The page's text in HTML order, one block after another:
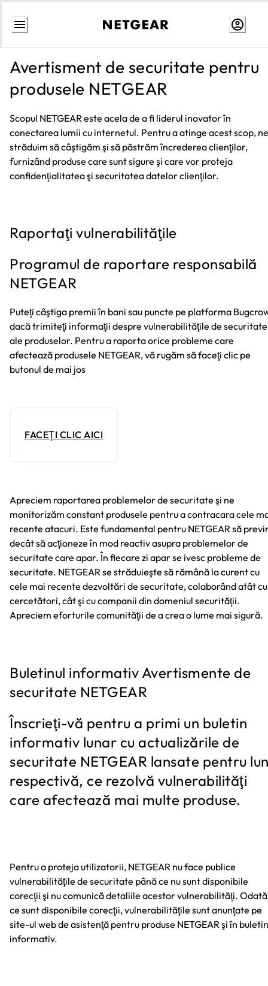
Skip
content
Avertisment de securitate pentru
produsele NETGEAR
Scopul NETGEAR este acela de a fi liderul inovator în
conectarea lumii cu internetul. Pentru a atinge acest scop, ne
străduim să câştigăm şi să păstrăm încrederea clienţilor,
furnizând produse care sunt sigure şi care vor proteja
confidenţialitatea şi securitatea datelor clienţilor.
Raportaţi vulnerabilităţile
Programul de raportare responsabilă
NETGEAR
Puteţi câştiga premii în bani sau puncte pe platforma
dacă trimiteţi informaţii despre vulnerabilităţile de securitate
ale produselor. Pentru a raporta orice probleme care
afectează produsele NETGEAR, vă rugăm să faceţi clic pe
butonul de mai jos
FACEŢI CLIC AICI
Apreciem raportarea problemelor de securitate şi ne
monitorizăm constant produsele pentru a contracara cele
recente atacuri. Este fundamental pentru NETGEAR să
decât să acţioneze în mod reactiv asupra problemelor de
securitate care apar. În fiecare zi apar se ivesc probleme de
securitate. NETGEAR se străduieşte să rămână la curent cu
cele mai recente dezvoltări de securitate, colaborând atât cu
cercetători, cât şi cu companii din domeniul securităţii.
Apreciem eforturile comunităţii de a crea o lume mai sigură.
Buletinul informativ Avertismente de
securitate NETGEAR
Înscrieţi-vă pentru a primi un buletin
informativ lunar cu actualizările de
securitate NETGEAR lansate pentru
respectivă, ce rezolvă vulnerabilităţi
care afectează mai multe produse.
Pentru a proteja utilizatorii, NETGEAR nu face publice
vulnerabilităţile de securitate până ce nu sunt disponibile
corecţii şi nu comunică detaliile acestor vulnerabilităţi. Odată
ce sunt disponibile corecţii, vulnerabilităţile sunt anunţate pe
site-ul web de asistenţă pentru produse NETGEAR şi în
informativ.